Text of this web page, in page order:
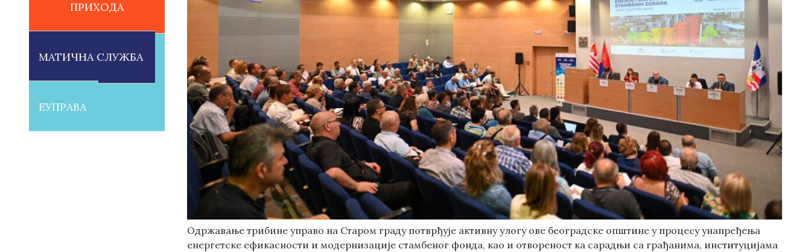
ПРИХОДА
МАТИЧНА СЛУЖБА
ЕУПРАВА
Одржавање трибине управо на Старом граду потврђује активну улогу ове београдске општине у процесу унапређења
енергетске ефикасности и модернизације стамбеног фонда, као и отвореност ка сарадњи са грађанима, институцијама